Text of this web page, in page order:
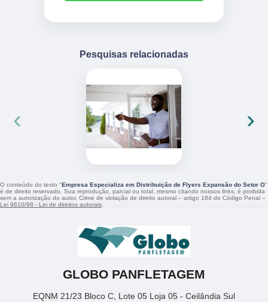
Pesquisas relacionadas
‹ ›
O conteúdo do texto " Empresa Especializa em Distribuição de Flyers Expansão do Setor O"
é de direito reservado. Sua reprodução, parcial ou total, mesmo citando nossos links, é proibida
sem a autorização do autor. Crime de violação de direito autoral – artigo 184 do Código Penal –
Lei 9610/98 - Lei de direitos autorais.
GLOBO PANFLETAGEM
EQNM 21/23 Bloco C, Lote 05 Loja 05 - Ceilândia Sul